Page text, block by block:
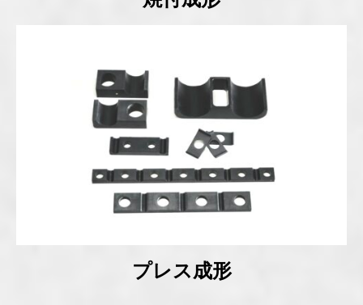
プレス成形